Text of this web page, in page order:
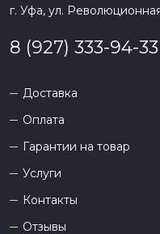
г. Уфа, ул.
8 (927) 333-94-33
Доставка
Оплата
Гарантии на товар
Услуги
Контакты
Отзывы